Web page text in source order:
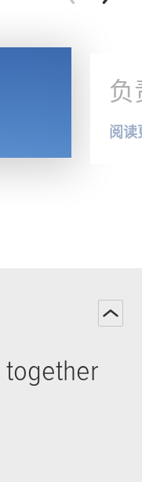
负
阅读